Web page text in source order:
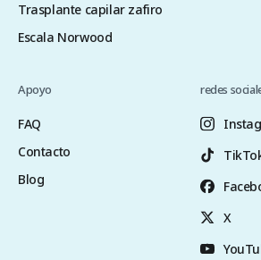
Trasplante capilar zafiro
Escala Norwood
Apoyo
FAQ
Contacto
Blog
redes
X